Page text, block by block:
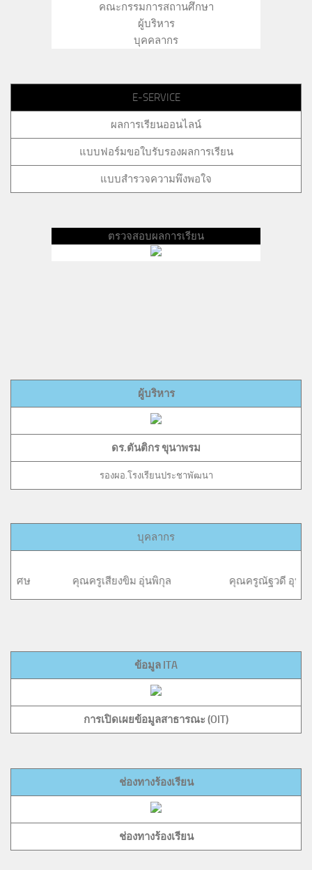
คณะกรรมการสถานศึกษา
ผู้บริหาร
บุคคลากร
E-SERVICE
ผลการเรียนออนไลน์
แบบฟอร์มขอใบรับรองผลการเรียน
แบบสำรวจความพึงพอใจ
ตรวจสอบผลการเรียน
ผู้บริหาร
ดร.ตันติกร ขุนาพรม
รองผอ.โรงเรียนประชาพัฒนา
บุคลากร
สียงขิม อุ่นพิกุล คุณครูณัฐวดี อุปนันท์ คุณครูส
ข้อมูล ITA
การเปิดเผยข้อมูลสาธารณะ (OIT)
ช่องทางร้องเรียน
ช่องทางร้องเรียน